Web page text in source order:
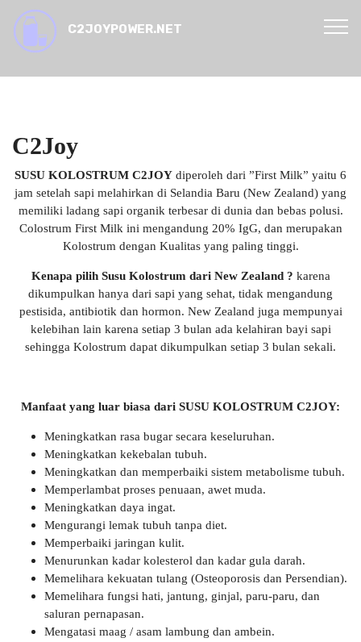
C2JOYPOWER.NET
C2Joy
SUSU KOLOSTRUM C2JOY diperoleh dari ”First Milk” yaitu 6
jam setelah sapi melahirkan di Selandia Baru (New Zealand) yang
memiliki ladang sapi organik terbesar di dunia dan bebas polusi.
Colostrum First Milk ini mengandung 20% IgG, dan merupakan
Kolostrum dengan Kualitas yang paling tinggi.
Kenapa pilih Susu Kolostrum dari New Zealand ? karena
dikumpulkan hanya dari sapi yang sehat, tidak mengandung
pestisida, antibiotik dan hormon. New Zealand juga mempunyai
kelebihan lain karena setiap 3 bulan ada kelahiran bayi sapi
sehingga Kolostrum dapat dikumpulkan setiap 3 bulan sekali.
Manfaat yang luar biasa dari SUSU KOLOSTRUM C2JOY:
Meningkatkan rasa bugar secara keseluruhan.
Meningkatkan kekebalan tubuh.
Meningkatkan dan memperbaiki sistem metabolisme tubuh.
Memperlambat proses penuaan, awet muda.
Meningkatkan daya ingat.
Mengurangi lemak tubuh tanpa diet.
Memperbaiki jaringan kulit.
Menurunkan kadar kolesterol dan kadar gula darah.
Memelihara kekuatan tulang (Osteoporosis dan Persendian).
Memelihara fungsi hati, jantung, ginjal, paru-paru, dan
saluran pernapasan.
Mengatasi maag / asam lambung dan ambein.